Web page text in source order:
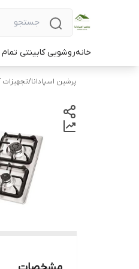
خانهروشویی کابینتی تمام PVC
پرشین اسپادانا/تجهیزات